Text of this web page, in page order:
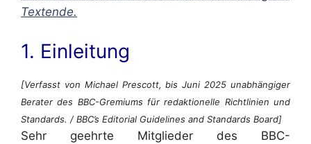
Textende.
1. Einleitung
[Verfasst von Michael Prescott, bis Juni 2025 unabhängiger
Berater des BBC-Gremiums für redaktionelle Richtlinien und
Standards. / BBC’s Editorial Guidelines and Standards Board]
Sehr geehrte Mitglieder des BBC-